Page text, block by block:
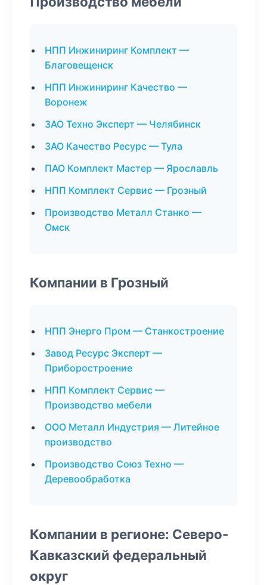
НПП Инжиниринг Комплект —
Благовещенск
НПП Инжиниринг Качество —
Воронеж
ЗАО Техно Эксперт — Челябинск
ЗАО Качество Ресурс — Тула
ПАО Комплект Мастер — Ярославль
НПП Комплект Сервис — Грозный
Производство Металл Станко —
Омск
Компании в Грозный
НПП Энерго Пром — Станкостроение
Завод Ресурс Эксперт —
Приборостроение
НПП Комплект Сервис —
Производство мебели
ООО Металл Индустрия — Литейное
производство
Производство Союз Техно —
Деревообработка
Компании в регионе: Северо-
Кавказский федеральный
округ